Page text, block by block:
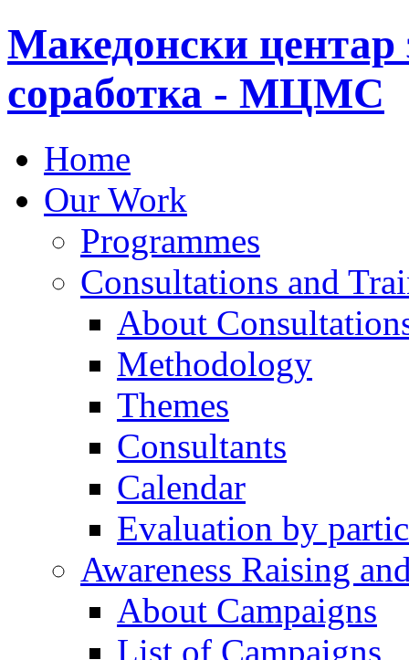
Македонски центар
соработка - МЦМС
Home
Our Work
Programmes
Consultations and
About
Methodology
Themes
Consultants
Calendar
Evaluation by
Awareness Raising
About Campaigns
List of Campaigns